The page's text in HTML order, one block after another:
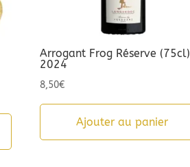
Arrogant Frog Réserve (75cl)
2024
8,50€
Ajouter au panier